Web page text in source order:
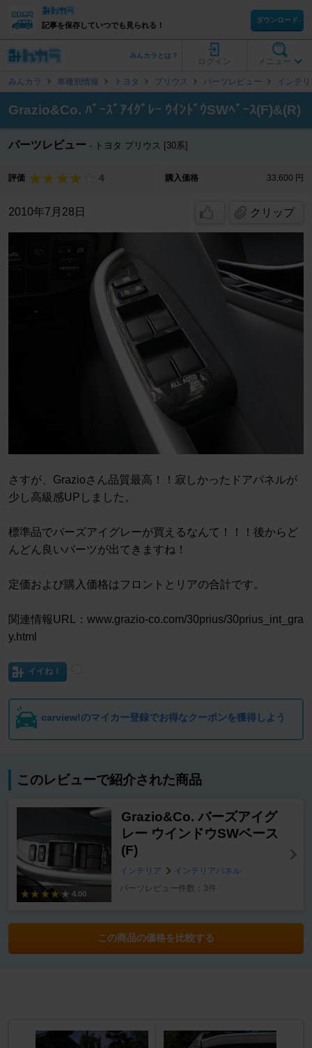
記事を保存していつでも見られる！
ダウンロード
メニュー
ログイン
みんカラとは？
みんカラ 車種別情報 トヨタ プリウス パーツレビュー インテ
Grazio&Co. ﾊﾞｰｽﾞｱｲｸﾞﾚｰ ｳｲﾝﾄﾞｳSWﾍﾞｰｽ(F)&(R)
パーツレビュー トヨタ プリウス [30系]
評価 4 購入価格 33,600 円
2010年7月28日 クリップ
さすが、Grazioさん品質最高！！寂しかったドアパネルが
少し高級感UPしました。
標準品でバーズアイグレーが買えるなんて！！！後からど
んどん良いパーツが出てきますね！
定価および購入価格はフロントとリアの合計です。
関連情報URL：www.grazio-co.com/30prius/30prius_int_gra
y.html
イイね！
carview!のマイカー登録でお得なクーポンを獲得しよう
このレビューで紹介された商品
4.00
Grazio&Co. バーズアイグ
レー ウインドウSWベース
(F)
インテリア
インテリアパネル
パーツレビュー件数：3件
この商品の価格を比較する